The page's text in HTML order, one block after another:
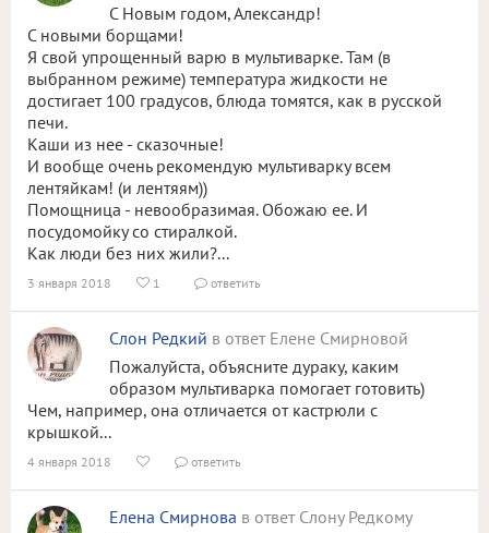
С Новым годом, Александр!
С новыми борщами!
Я свой упрощенный варю в мультиварке. Там (в
выбранном режиме) температура жидкости не
достигает 100 градусов, блюда томятся, как в русской
печи.
Каши из нее - сказочные!
И вообще очень рекомендую мультиварку всем
лентяйкам! (и лентяям))
Помощница - невообразимая. Обожаю ее. И
посудомойку со стиралкой.
Как люди без них жили?...
3 января 2018  1  ответить
Слон Редкий в ответ Елене Смирновой
Пожалуйста, объясните дураку, каким
образом мультиварка помогает готовить)
Чем, например, она отличается от кастрюли с
крышкой...
4 января 2018   ответить
Елена Смирнова в ответ Слону Редкому